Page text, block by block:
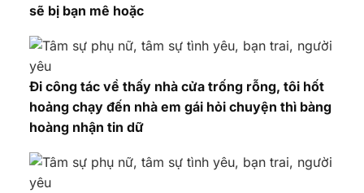
sẽ bị bạn mê hoặc
Đi công tác về thấy nhà cửa trống rỗng, tôi hốt
hoảng chạy đến nhà em gái hỏi chuyện thì bàng
hoàng nhận tin dữ